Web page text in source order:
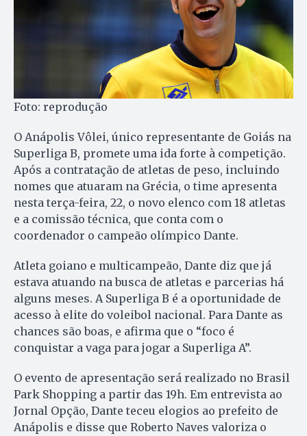
Foto: reprodução
O Anápolis Vôlei, único representante de Goiás na
Superliga B, promete uma ida forte à competição.
Após a contratação de atletas de peso, incluindo
nomes que atuaram na Grécia, o time apresenta
nesta terça-feira, 22, o novo elenco com 18 atletas
e a comissão técnica, que conta com o
coordenador o campeão olímpico Dante.
Atleta goiano e multicampeão, Dante diz que já
estava atuando na busca de atletas e parcerias há
alguns meses. A Superliga B é a oportunidade de
acesso à elite do voleibol nacional. Para Dante as
chances são boas, e afirma que o “foco é
conquistar a vaga para jogar a Superliga A”.
O evento de apresentação será realizado no Brasil
Park Shopping a partir das 19h. Em entrevista ao
Jornal Opção, Dante teceu elogios ao prefeito de
Anápolis e disse que Roberto Naves valoriza o